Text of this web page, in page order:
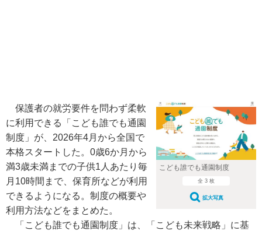
こども誰でも通園制度
全 3 枚
拡大写真
保護者の就労要件を問わず柔軟
に利用できる「こども誰でも通園
制度」が、2026年4月から全国で
本格スタートした。0歳6か月から
満3歳未満までの子供1人あたり毎
月10時間まで、保育所などが利用
できるようになる。制度の概要や
利用方法などをまとめた。
「こども誰でも通園制度」は、「こども未来戦略」に基